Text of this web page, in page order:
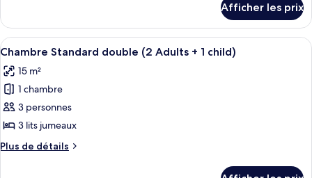
chambre :
Chambre
Standard
double
Chambre
Standard
double
Afficher les prix
Afficher
toutes
les
photos
pour
ce
type
de
Une chambre d’hôtel avec deux lits,
4
Chambre Standard double (2 Adults + 1 child)
15 m²
1 chambre
3 personnes
3 lits jumeaux
Plus de détails
Plus